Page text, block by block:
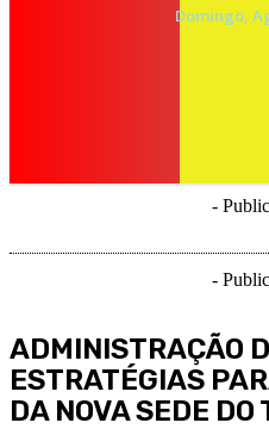
Domingo,
-
-
ADMINISTRAÇÃO
ESTRATÉGIAS
DA NOVA SEDE DO